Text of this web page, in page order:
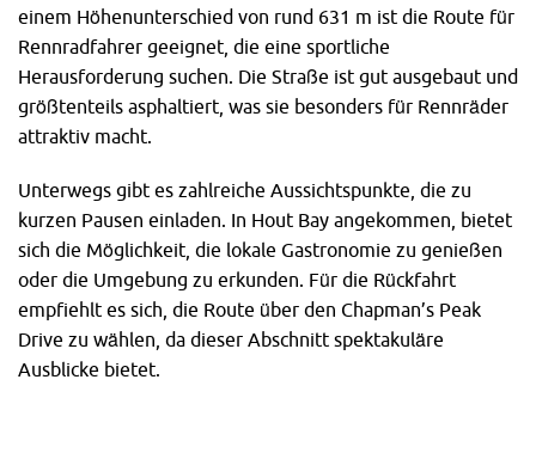
einem Höhenunterschied von rund 631 m ist die Route für
Rennradfahrer geeignet, die eine sportliche
Herausforderung suchen. Die Straße ist gut ausgebaut und
größtenteils asphaltiert, was sie besonders für Rennräder
attraktiv macht.
Unterwegs gibt es zahlreiche Aussichtspunkte, die zu
kurzen Pausen einladen. In Hout Bay angekommen, bietet
sich die Möglichkeit, die lokale Gastronomie zu genießen
oder die Umgebung zu erkunden. Für die Rückfahrt
empfiehlt es sich, die Route über den Chapman’s Peak
Drive zu wählen, da dieser Abschnitt spektakuläre
Ausblicke bietet.